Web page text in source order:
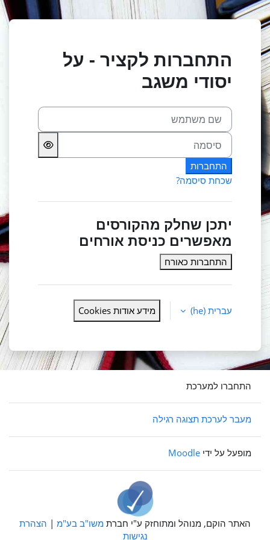
דילוג לתוכן הראשי
התחברות לקציר - על
יסודי משגב
שם משתמש
סיסמה
התחברות
שכחת סיסמה?
יתכן שחלק מהקורסים
מאפשרים כניסת אורחים
התחברות כאורח
עברית ‎(he)‎ מידע אודות Cookies
התחברו למערכת
מעבר לערכת תצוגה רגילה
מופעל על ידי Moodle
האתר הוקם, מנוהל ומתוחזק ע"י חברת משו"ב בע"מ | הצהרת
נגישות